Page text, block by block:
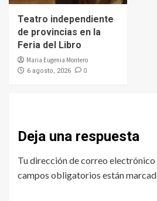
Teatro independiente
de provincias en la
Feria del Libro
Maria Eugenia Montero
6 agosto, 2026 0
Deja una respuesta
Tu dirección de correo electrónico
campos obligatorios están